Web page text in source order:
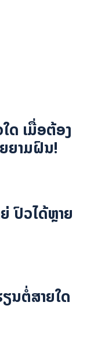
ດ ເມື່ອຕ້ອງ
ຍາມຝົນ!
ປົວໄດ້ຫຼາຍ
ນຕໍ່ສາຍໃດ